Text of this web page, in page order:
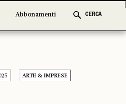
Abbonamenti CERCA
Abbonamenti CERCA
ARTE & IMPRESE